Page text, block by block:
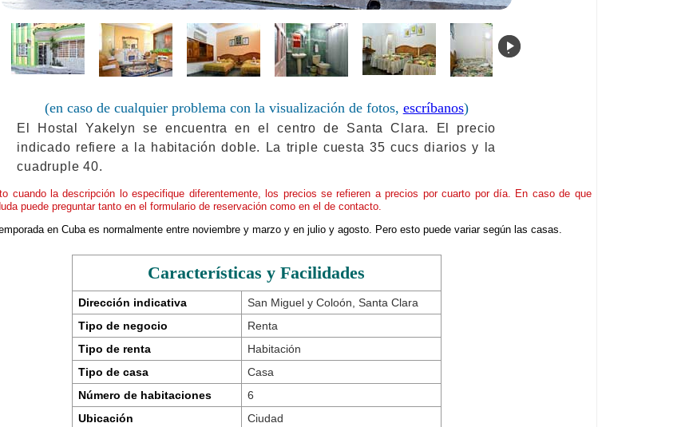
.
(en caso de cualquier problema con la visualización de fotos, escríbanos)
El Hostal Yakelyn se encuentra en el centro de Santa Clara. El precio
indicado refiere a la habitación doble. La triple cuesta 35 cucs diarios y la
cuadruple 40.
cuando la descripción lo especifique diferentemente, los precios se refieren a precios por cuarto por día. En caso de que
puede preguntar tanto en el formulario de reservación como en el de contacto.
en Cuba es normalmente entre noviembre y marzo y en julio y agosto. Pero esto puede variar según las casas.
Características y Facilidades
Dirección indicativa
San Miguel y Coloón, Santa Clara
Tipo de negocio
Renta
Tipo de renta
Habitación
Tipo de casa
Casa
Número de habitaciones
6
Ubicación
Ciudad